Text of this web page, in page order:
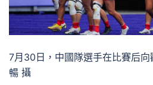
7月30日，中國隊選手在比賽后
暢 攝